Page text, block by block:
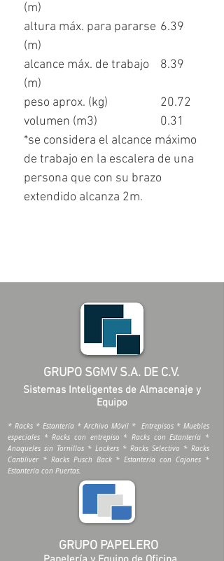
(m)
altura máx. para pararse
(m)
6.39
alcance máx. de trabajo
(m)
8.39
peso aprox. (kg)
20.72
volumen (m3)
0.31
*se considera el alcance máximo
de trabajo en la escalera de una
persona que con su brazo
extendido alcanza 2m.
GRUPO SGMV S.A. DE C.V.
Sistemas Inteligentes de Almacenaje y
Equipo
* Racks * Estantería * Archivo Móvil * Entrepisos * Muebles
especiales * Racks con entrepiso * Racks con Estantería *
Anaqueles sin Tornillos * Lockers * Racks Selectivo * Racks
Cantiliver * Racks Pusch Back * Estantería con Cajones *
Estantería con Puertas.
GRUPO PAPELERO